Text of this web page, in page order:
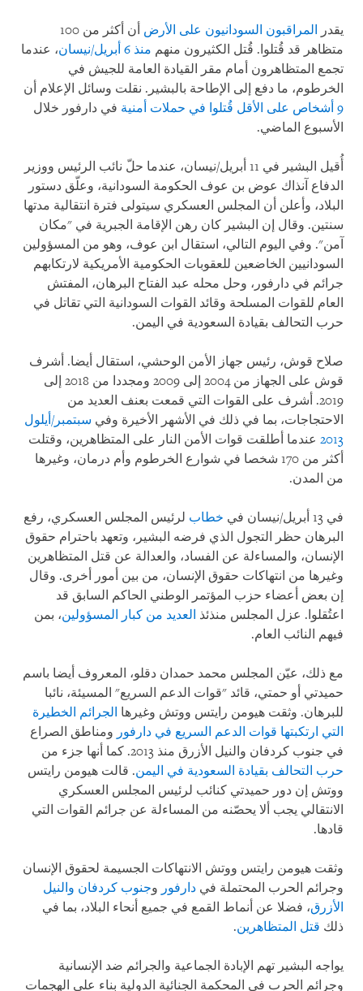
يقدر المراقبون السودانيون على الأرض
أن أكثر من 100
متظاهر قد قُتلوا. قُتل الكثيرون منهم منذ 6 أبريل/نيسان
، عندما
تجمع المتظاهرون أمام مقر القيادة العامة للجيش في
الخرطوم، ما دفع إلى الإطاحة بالبشير. نقلت وسائل الإعلام أن
9 أشخاص على الأقل قُتلوا في حملات أمنية
في دارفور خلال
الأسبوع الماضي.
أُقيل البشير في 11 أبريل/نيسان، عندما حلّ نائب الرئيس ووزير
الدفاع آنذاك عوض بن عوف الحكومة السودانية، وعلّق دستور
البلاد، وأعلن أن المجلس العسكري سيتولى فترة انتقالية مدتها
سنتين. وقال إن البشير كان رهن الإقامة الجبرية في "مكان
آمن". وفي اليوم التالي، استقال ابن عوف، وهو من المسؤولين
السودانيين الخاضعين للعقوبات الحكومية الأمريكية لارتكابهم
جرائم في دارفور، وحل محله عبد الفتاح البرهان، المفتش
العام للقوات المسلحة وقائد القوات السودانية التي تقاتل في
حرب التحالف بقيادة السعودية في اليمن.
صلاح قوش، رئيس جهاز الأمن الوحشي، استقال أيضا. أشرف
قوش على الجهاز من 2004 إلى 2009 ومجددا من 2018 إلى
2019. أشرف على القوات التي قمعت بعنف العديد من
الاحتجاجات، بما في ذلك في الأشهر الأخيرة وفي سبتمبر/أيلول
2013 عندما أطلقت قوات الأمن النار على المتظاهرين، وقتلت
أكثر من 170 شخصا في شوارع الخرطوم وأم درمان، وغيرها
من المدن.
في 13 أبريل/نيسان في خطاب لرئيس المجلس العسكري، رفع
البرهان حظر التجول الذي فرضه البشير، وتعهد باحترام حقوق
الإنسان، والمساءلة عن الفساد، والعدالة عن قتل المتظاهرين
وغيرها من انتهاكات حقوق الإنسان، من بين أمور أخرى. وقال
إن بعض أعضاء حزب المؤتمر الوطني الحاكم السابق قد
اعتُقلوا. عزل المجلس منذئذ العديد من كبار المسؤولين، بمن
فيهم النائب العام.
مع ذلك، عيّن المجلس محمد حمدان دقلو، المعروف أيضا باسم
حميدتي أو حمتي، قائد "قوات الدعم السريع" المسيئة، نائبا
للبرهان. وثقت هيومن رايتس ووتش وغيرها الجرائم الخطيرة
التي ارتكبتها قوات الدعم السريع في دارفور ومناطق الصراع
في جنوب كردفان والنيل الأزرق منذ 2013. كما أنها جزء من
حرب التحالف بقيادة السعودية في اليمن. قالت هيومن رايتس
ووتش إن دور حميدتي كنائب لرئيس المجلس العسكري
الانتقالي يجب ألا يحصّنه من المساءلة عن جرائم القوات التي
قادها.
وثقت هيومن رايتس ووتش الانتهاكات الجسيمة لحقوق الإنسان
وجرائم الحرب المحتملة في دارفور وجنوب كردفان والنيل
الأزرق، فضلا عن أنماط القمع في جميع أنحاء البلاد، بما في
ذلك قتل المتظاهرين.
يواجه البشير تهم الإبادة الجماعية والجرائم ضد الإنسانية
وجرائم الحرب في المحكمة الجنائية الدولية بناء على الهجمات